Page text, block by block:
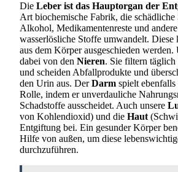
Die Leber ist das Hauptorgan der
Art biochemische Fabrik, die schädliche
Alkohol, Medikamentenreste und
wasserlösliche Stoffe umwandelt. Diese
aus dem Körper ausgeschieden
dabei von den Nieren. Sie filtern
und scheiden Abfallprodukte und
den Urin aus. DerDarm spielt ebenfalls
Rolle, indem er unverdauliche
Schadstoffe ausscheidet. Auch unsere
von Kohlendioxid) und die Haut
Entgiftung bei. Ein gesunder Körper
Hilfe von außen, um diese
durchzuführen.